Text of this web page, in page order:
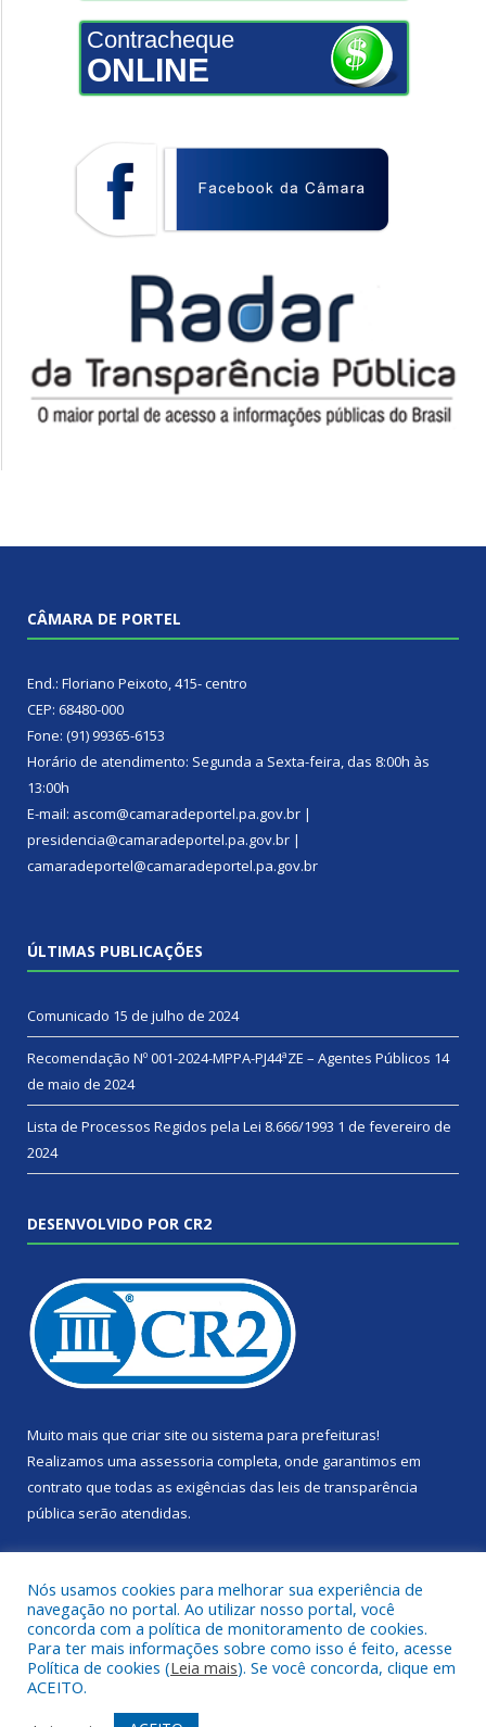
Contracheque
ONLINE
CÂMARA DE PORTEL
End.: Floriano Peixoto, 415- centro
CEP: 68480-000
Fone: (91) 99365-6153
Horário de atendimento: Segunda a Sexta-feira, das 8:00h às
13:00h
E-mail: ascom@camaradeportel.pa.gov.br |
presidencia@camaradeportel.pa.gov.br |
camaradeportel@camaradeportel.pa.gov.br
ÚLTIMAS PUBLICAÇÕES
Comunicado 15 de julho de 2024
Recomendação Nº 001-2024-MPPA-PJ44ªZE – Agentes Públicos 14
de maio de 2024
Lista de Processos Regidos pela Lei 8.666/1993 1 de fevereiro de
2024
DESENVOLVIDO POR CR2
Muito mais que criar site ou sistema para prefeituras!
Realizamos uma assessoria completa, onde garantimos em
contrato que todas as exigências das leis de transparência
pública serão atendidas.
Todos os direitos reservados a Câmara Municipal de Portel.
Nós usamos cookies para melhorar sua experiência de
navegação no portal. Ao utilizar nosso portal, você
concorda com a política de monitoramento de cookies.
Para ter mais informações sobre como isso é feito, acesse
Política de cookies (Leia mais). Se você concorda, clique em
ACEITO.